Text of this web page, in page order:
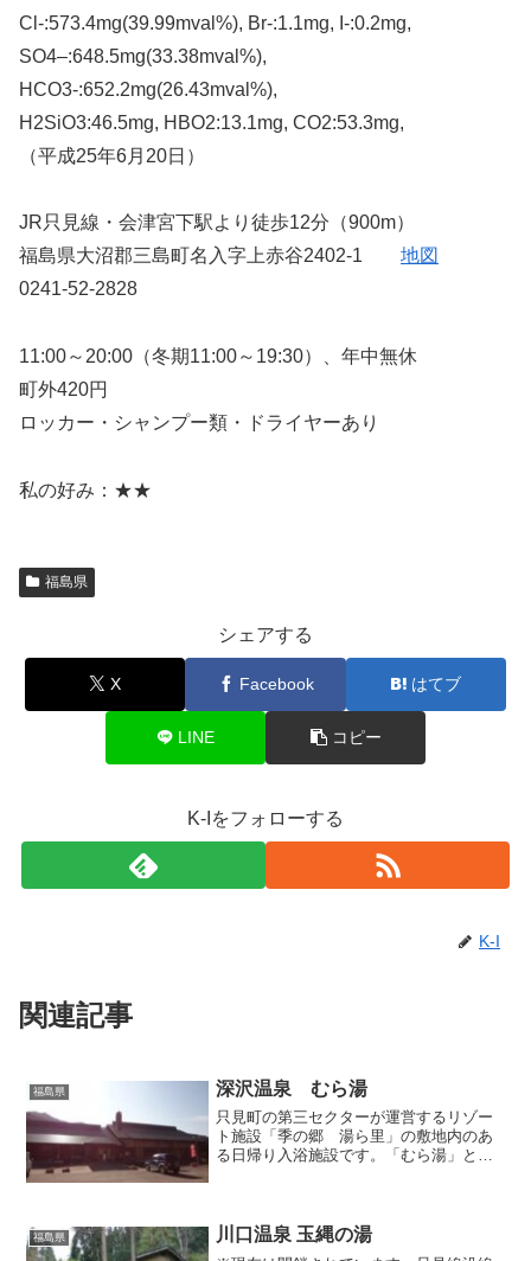
Cl-:573.4mg(39.99mval%), Br-:1.1mg, I-:0.2mg,
SO4–:648.5mg(33.38mval%),
HCO3-:652.2mg(26.43mval%),
H2SiO3:46.5mg, HBO2:13.1mg, CO2:53.3mg,
（平成25年6月20日）
JR只見線・会津宮下駅より徒歩12分（900m）
福島県大沼郡三島町名入字上赤谷2402-1 地図
0241-52-2828
11:00～20:00（冬期11:00～19:30）、年中無休
町外420円
ロッカー・シャンプー類・ドライヤーあり
私の好み：★★
福島県
シェアする
X Facebook はてブ
LINE コピー
K-Iをフォローする
K-I
関連記事
福島県 深沢温泉 むら湯
只見町の第三セクターが運営するリゾー
ト施設「季の郷 湯ら里」の敷地内のあ
る日帰り入浴施設です。「むら湯」とは
外観なので、自己アピール...
福島県 川口温泉 玉縄の湯